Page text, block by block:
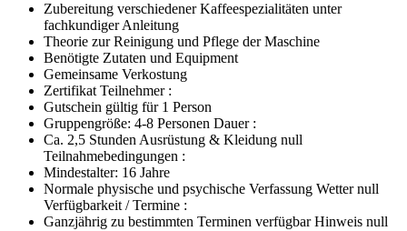
Zubereitung verschiedener Kaffeespezialitäten unter
fachkundiger Anleitung
Theorie zur Reinigung und Pflege der Maschine
Benötigte Zutaten und Equipment
Gemeinsame Verkostung
Zertifikat Teilnehmer :
Gutschein gültig für 1 Person
Gruppengröße: 4-8 Personen Dauer :
Ca. 2,5 Stunden Ausrüstung & Kleidung null
Teilnahmebedingungen :
Mindestalter: 16 Jahre
Normale physische und psychische Verfassung Wetter null
Verfügbarkeit / Termine :
Ganzjährig zu bestimmten Terminen verfügbar Hinweis null